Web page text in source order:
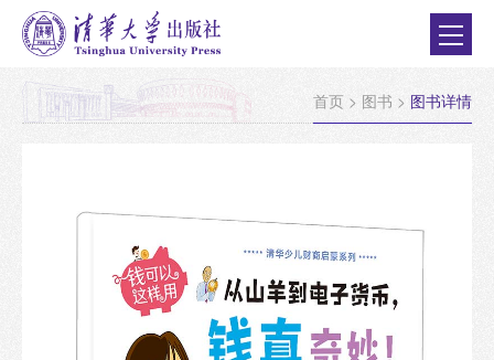
首页 > 图书 > 图书详情